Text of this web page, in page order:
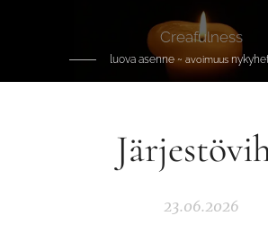
Creafulness
luova asenne ~ avoimuus
23.06.2026